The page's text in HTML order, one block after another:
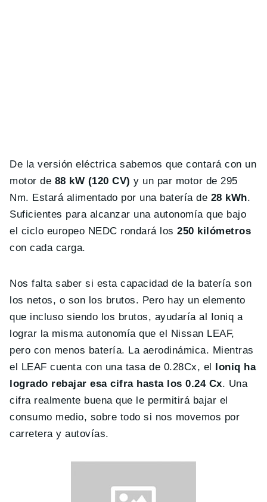
De la versión eléctrica sabemos que contará con un
motor de 88 kW (120 CV) y un par motor de 295
Nm. Estará alimentado por una batería de 28 kWh.
Suficientes para alcanzar una autonomía que bajo
el ciclo europeo NEDC rondará los250 kilómetros
con cada carga.
Nos falta saber si esta capacidad de la batería son
los netos, o son los brutos. Pero hay un elemento
que incluso siendo los brutos, ayudaría al Ioniq a
lograr la misma autonomía que el Nissan LEAF,
pero con menos batería. La aerodinámica. Mientras
el LEAF cuenta con una tasa de 0.28Cx, el
Ioniq ha
logrado rebajar esa cifra hasta los 0.24 Cx. Una
cifra realmente buena que le permitirá bajar el
consumo medio, sobre todo si nos movemos por
carretera y autovías.